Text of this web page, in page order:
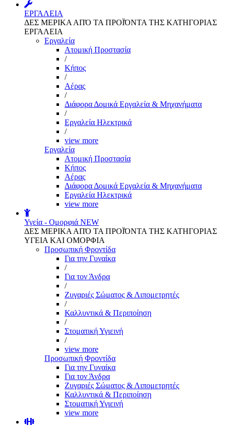
ΕΡΓΑΛΕΙΑ
ΔΕΣ ΜΕΡΙΚΑ ΑΠΌ ΤΑ ΠΡΟΪΌΝΤΑ ΤΗΣ ΚΑΤΗΓΟΡΙΑΣ
ΕΡΓΑΛΕΙΑ
Εργαλεία
Aτομική Προστασία
/
Kήπος
/
Αέρας
/
Διάφορα Δομικά Εργαλεία & Μηχανήματα
/
Εργαλεία Ηλεκτρικά
/
view more
Εργαλεία
Aτομική Προστασία
Kήπος
Αέρας
Διάφορα Δομικά Εργαλεία & Μηχανήματα
Εργαλεία Ηλεκτρικά
view more
Υγεία - Ομορφιά NEW
ΔΕΣ ΜΕΡΙΚΑ ΑΠΌ ΤΑ ΠΡΟΪΌΝΤΑ ΤΗΣ ΚΑΤΗΓΟΡΙΑΣ
ΥΓΕΙΑ ΚΑΙ ΟΜΟΡΦΙΑ
Προσωπική Φροντίδα
Για την Γυναίκα
/
Για τον Άνδρα
/
Ζυγαριές Σώματος & Λιπομετρητές
/
Καλλυντικά & Περιποίηση
/
Στοματική Υγιεινή
/
view more
Προσωπική Φροντίδα
Για την Γυναίκα
Για τον Άνδρα
Ζυγαριές Σώματος & Λιπομετρητές
Καλλυντικά & Περιποίηση
Στοματική Υγιεινή
view more